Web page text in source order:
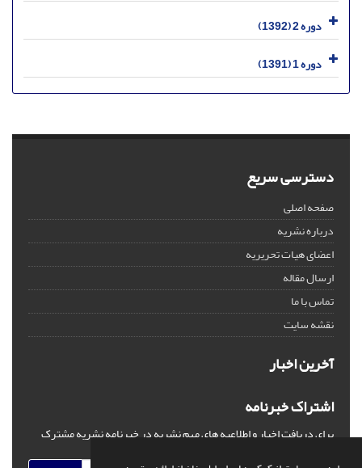
دوره 2 (1392)
دوره 1 (1391)
دسترسی سریع
صفحه اصلی
درباره نشریه
اعضای هیات تحریریه
ارسال مقاله
تماس با ما
نقشه سایت
آخرین اخبار
اشتراک خبرنامه
برای دریافت اخبار و اطلاعیه های مهم نشریه در خبرنامه نشریه مشترک